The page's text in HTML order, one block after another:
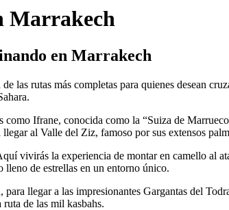
Marrakech
en Marrakech
de las rutas más completas para quienes desean
Ifrane, conocida como la “Suiza de
al Valle del Ziz, famoso por sus extensos
vivirás la experiencia de montar en camello al
lleno de estrellas en un entorno único.
llegar a las impresionantes Gargantas del
de las mil kasbahs.